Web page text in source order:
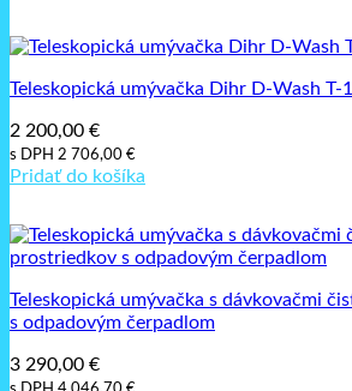
Teleskopická umývačka Dihr D-Wash T-
2 200,00 €
s DPH 2 706,00 €
Pridať do košíka
Teleskopická umývačka s dávkovačmi
s odpadovým čerpadlom
3 290,00 €